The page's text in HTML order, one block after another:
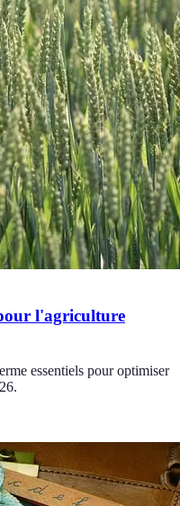
l'agriculture
essentiels pour optimiser